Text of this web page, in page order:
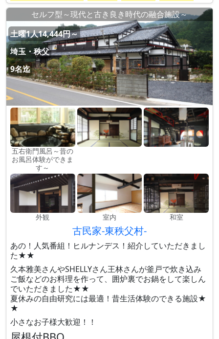
セルフ型～現代と古き良き時代の融合施設～
土曜1人14,444円～
埼玉・秩父
9名迄
五右衛門風呂～昔の
お風呂体験ができま
す～
外観 室内 和室
古民家-東秩父村-
あの！人気番組！ヒルナンデス！紹介していただきまし
た★★
久本雅美さんやSHELLYさん王林さんが釜戸で炊き込み
ご飯などのお料理を作って、囲炉裏でお鍋をして楽しん
でいただきました★★
夏休みの自由研究には最適！昔生活体験のできる施設★
★
小さなお子様大歓迎！！